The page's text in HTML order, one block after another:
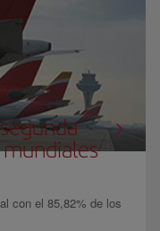
con el 85,82% de los